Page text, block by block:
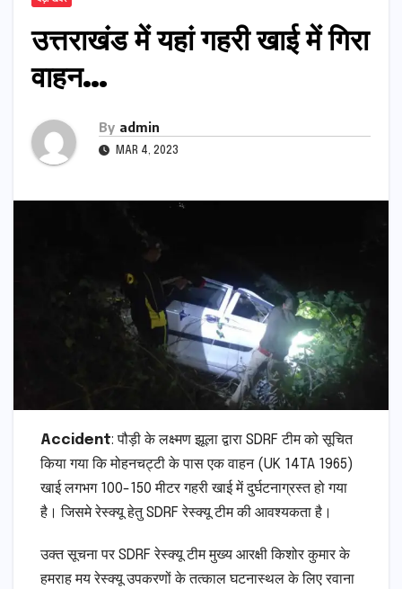
उत्तराखंड में यहां गहरी खाई में गिरा
वाहन…
By admin
MAR 4, 2023
Accident: पौड़ी के लक्ष्मण झूला द्वारा SDRF टीम को सूचित
किया गया कि मोहनचट्टी के पास एक वाहन (UK 14TA 1965)
खाई लगभग 100-150 मीटर गहरी खाई में दुर्घटनाग्रस्त हो गया
है। जिसमे रेस्क्यू हेतु SDRF रेस्क्यू टीम की आवश्यकता है।
उक्त सूचना पर SDRF रेस्क्यू टीम मुख्य आरक्षी किशोर कुमार के
हमराह मय रेस्क्यू उपकरणों के तत्काल घटनास्थल के लिए रवाना